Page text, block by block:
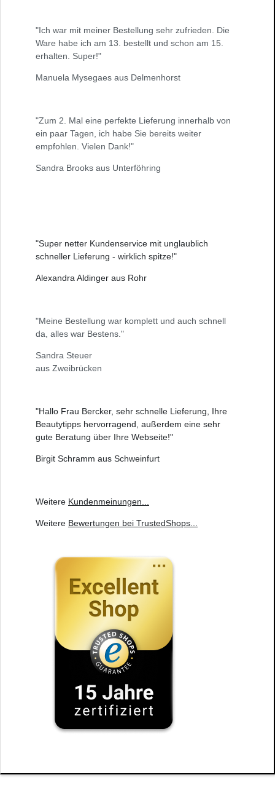
"Ich war mit meiner Bestellung sehr zufrieden. Die
Ware habe ich am 13. bestellt und schon am 15.
erhalten. Super!"
Manuela Mysegaes aus Delmenhorst
"Zum 2. Mal eine perfekte Lieferung innerhalb von
ein paar Tagen, ich habe Sie bereits weiter
empfohlen. Vielen Dank!"
Sandra Brooks aus Unterföhring
"Super netter Kundenservice mit unglaublich
schneller Lieferung - wirklich spitze!"
Alexandra Aldinger aus Rohr
"Meine Bestellung war komplett und auch schnell
da, alles war Bestens."
Sandra Steuer
aus Zweibrücken
"Hallo Frau Bercker, sehr schnelle Lieferung, Ihre
Beautytipps hervorragend, außerdem eine sehr
gute Beratung über Ihre Webseite!"
Birgit Schramm aus Schweinfurt
Weitere Kundenmeinungen
Weitere Bewertungen bei TrustedShops